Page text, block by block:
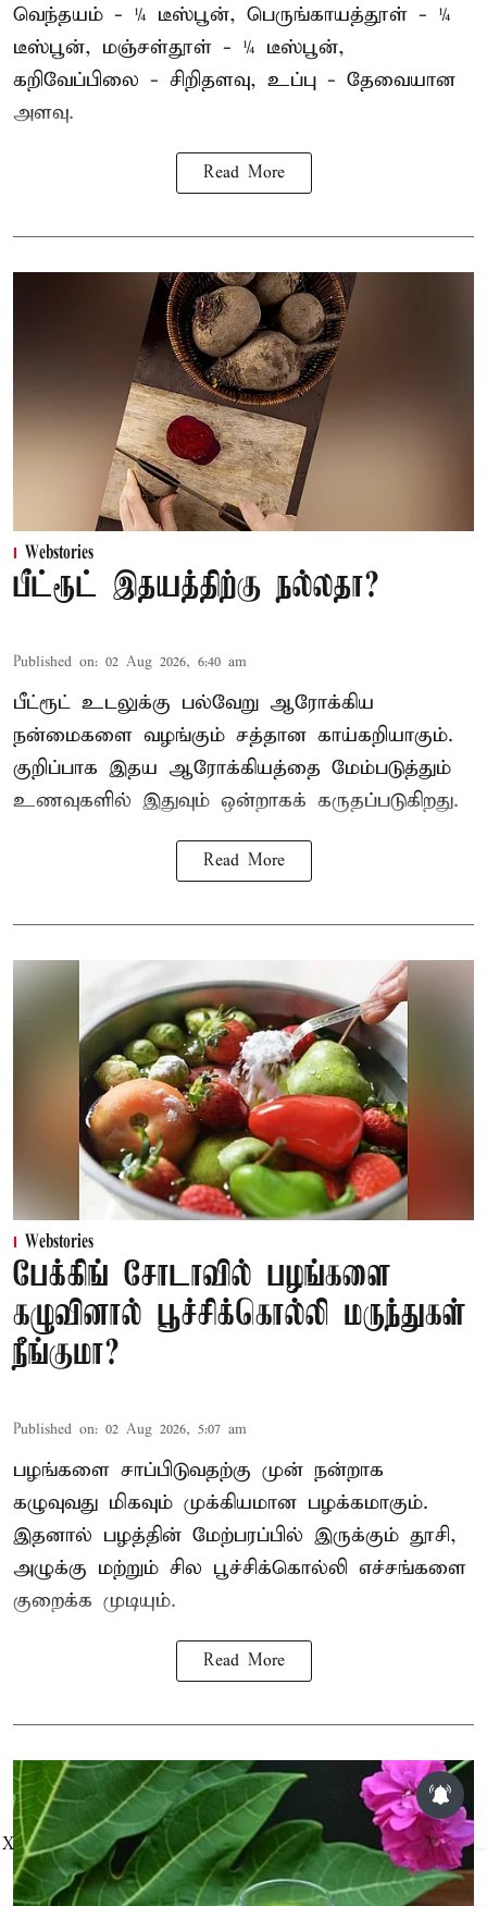
வெந்தயம் - ¼ டீஸ்பூன், பெருங்காயத்தூள் - ¼
டீஸ்பூன், மஞ்சள்தூள் - ¼ டீஸ்பூன்,
கறிவேப்பிலை - சிறிதளவு, உப்பு - தேவையான
அளவு.
Read More
Webstories
பீட்ரூட் இதயத்திற்கு நல்லதா?
Published on: 02 Aug 2026, 6:40 am
பீட்ரூட் உடலுக்கு பல்வேறு ஆரோக்கிய
நன்மைகளை வழங்கும் சத்தான காய்கறியாகும்.
குறிப்பாக இதய ஆரோக்கியத்தை மேம்படுத்தும்
உணவுகளில் இதுவும் ஒன்றாகக் கருதப்படுகிறது.
Read More
Webstories
பேக்கிங் சோடாவில் பழங்களை
கழுவினால் பூச்சிக்கொல்லி மருந்துகள்
நீங்குமா?
Published on: 02 Aug 2026, 5:07 am
பழங்களை சாப்பிடுவதற்கு முன் நன்றாக
கழுவுவது மிகவும் முக்கியமான பழக்கமாகும்.
இதனால் பழத்தின் மேற்பரப்பில் இருக்கும் தூசி,
அழுக்கு மற்றும் சில பூச்சிக்கொல்லி எச்சங்களை
குறைக்க முடியும்.
Read More
X